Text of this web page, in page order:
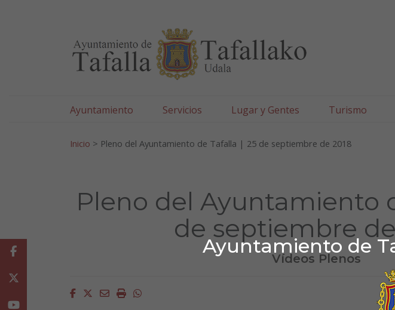
Ayuntamiento de
Ayuntamiento Servicios Lugar y Gentes Turismo
Inicio > Pleno del Ayuntamiento de Tafalla | 25 de septiembre de 2018
Pleno del Ayuntamiento
de septiembre
Vídeos Plenos
Facebook
Twitter
EmailImprimirWhatsapp
Facebook
Youtube